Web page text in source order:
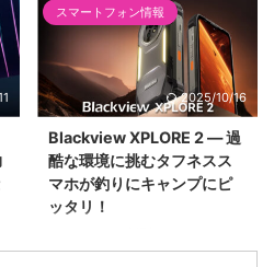
を解説。楽天モバイルへのeSIM
移行手順、LINEや天下一品アプ
リなど「初期化前に確認すべき最
重要注意点」と、収益化を目指す
筆者が厳選した神アクセサリーも
紹介。
スマートフォン情報
2025/10/16
Blackview XPLORE 2 ― 過
酷な環境に挑むタフネスス
マホが釣りにキャンプにピ
ッタリ！
「XPLORE 2」が登場。